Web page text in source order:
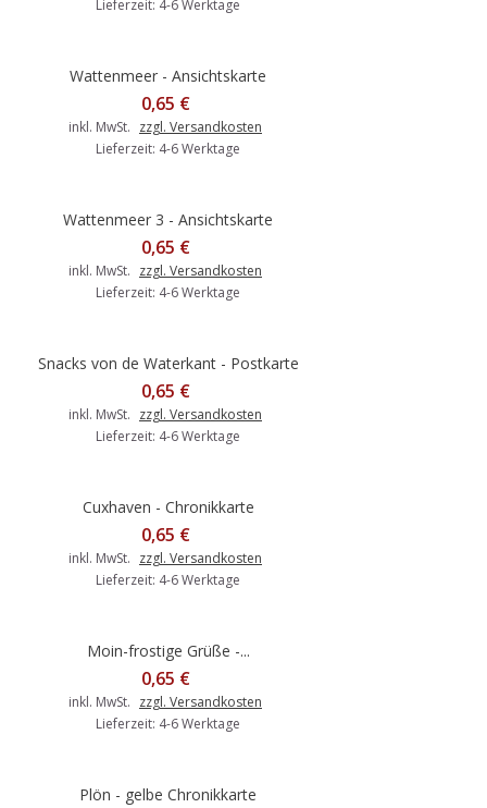
Lieferzeit: 4-6 Werktage
Wattenmeer - Ansichtskarte
0,65 €
inkl. MwSt. zzgl. Versandkosten
Lieferzeit: 4-6 Werktage
Wattenmeer 3 - Ansichtskarte
0,65 €
inkl. MwSt. zzgl. Versandkosten
Lieferzeit: 4-6 Werktage
Snacks von de Waterkant - Postkarte
0,65 €
inkl. MwSt. zzgl. Versandkosten
Lieferzeit: 4-6 Werktage
Cuxhaven - Chronikkarte
0,65 €
inkl. MwSt. zzgl. Versandkosten
Lieferzeit: 4-6 Werktage
Moin-frostige Grüße -...
0,65 €
inkl. MwSt. zzgl. Versandkosten
Lieferzeit: 4-6 Werktage
Plön - gelbe Chronikkarte